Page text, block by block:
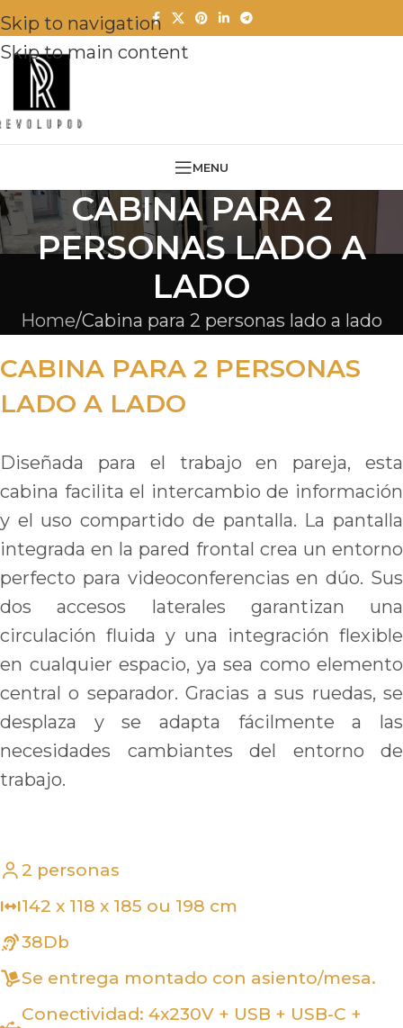
Skip to navigation
Skip to main content
MENU
CABINA PARA 2
PERSONAS LADO A
LADO
Home Cabina para 2 personas lado a lado
CABINA PARA 2 PERSONAS
LADO A LADO
Diseñada para el trabajo en pareja, esta
cabina facilita el intercambio de información
y el uso compartido de pantalla. La pantalla
integrada en la pared frontal crea un entorno
perfecto para videoconferencias en dúo. Sus
dos accesos laterales garantizan una
circulación fluida y una integración flexible
en cualquier espacio, ya sea como elemento
central o separador. Gracias a sus ruedas, se
desplaza y se adapta fácilmente a las
necesidades cambiantes del entorno de
trabajo.
2 personas
142 x 118 x 185 ou 198 cm
38Db
Se entrega montado con asiento/mesa.
Conectividad: 4x230V + USB + USB-C +